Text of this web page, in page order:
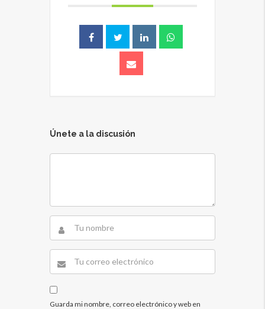
Únete a la discusión
Guarda mi nombre, correo electrónico y web en